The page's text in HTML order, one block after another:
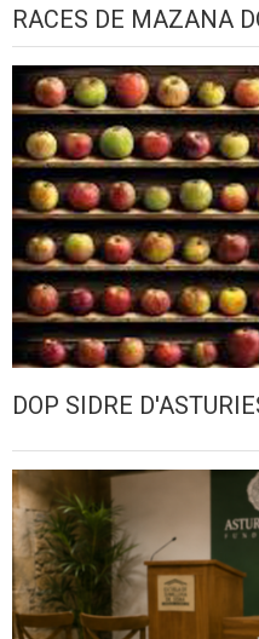
RACES DE MAZANA
DOP SIDRE